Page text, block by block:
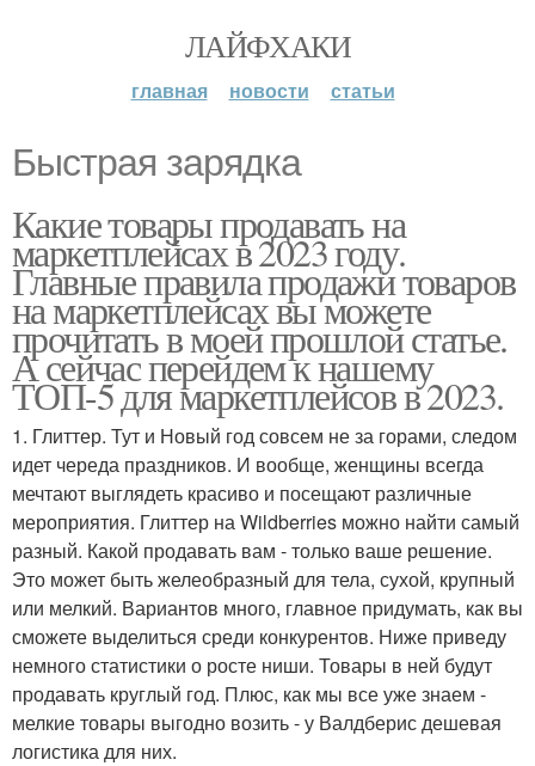
ЛАЙФХАКИ
главная новости статьи
Быстрая зарядка
Какие товары продавать на
маркетплейсах в 2023 году.
Главные правила продажи товаров
на маркетплейсах вы можете
прочитать в моей прошлой статье.
А сейчас перейдем к нашему
ТОП-5 для маркетплейсов в 2023.
1. Глиттер. Тут и Новый год совсем не за горами, следом
идет череда праздников. И вообще, женщины всегда
мечтают выглядеть красиво и посещают различные
мероприятия. Глиттер на Wildberries можно найти самый
разный. Какой продавать вам - только ваше решение.
Это может быть желеобразный для тела, сухой, крупный
или мелкий. Вариантов много, главное придумать, как вы
сможете выделиться среди конкурентов. Ниже приведу
немного статистики о росте ниши. Товары в ней будут
продавать круглый год. Плюс, как мы все уже знаем -
мелкие товары выгодно возить - у Валдберис дешевая
логистика для них.